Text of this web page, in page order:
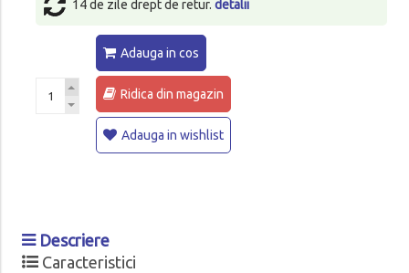
14 de zile drept de retur. detalii
Adauga in cos
Ridica din magazin
Adauga in wishlist
Descriere
Caracteristici